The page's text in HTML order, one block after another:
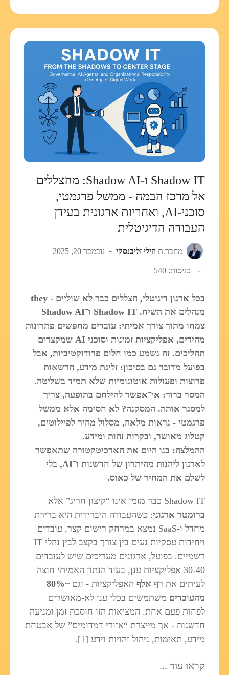
Shadow IT ו‑Shadow AI: מהצללים
אל מרכז הבמה - ממשל פרגמטי,
סוכני‑AI, ואחריות ארגונית בעידן
העבודה הדיגיטלית
מחבר.ת הילי זליבנסקי נובמבר 20, 2025
כניסות: 540
בכל ארגון דיגיטלי, הצללים כבר לא שוליים - they
מנהלים את השיח. Shadow IT ו־Shadow AI
צמחו מתוך צורך אמיתי: עובדים מחפשים פתרונות
מהירים, אפליקציות זמינות וסוכני AI שמקצרים
תהליכים. זה נשמע כמו חלום פרודוקטיביות, אבל
בפועל מדובר גם בסיכון: זליגת מידע, הרשאות
פרוצות ופעולות אוטונומיות שלא תמיד בשליטה.
המסר ברור: אי־אפשר להילחם בתופעה, צריך
למסגר אותה. המסקנה? לא חסימה אלא ממשל
פרגמטי - נראות מלאה, מסלול מהיר לפיילוטים,
קטלוג מאושר, ובקרות זהות ומידע.
ההמלצה: בנו היום את הארכיטקטורה שתאפשר
לארגון ליהנות מהיתרון של חדשנות ו־AI, בלי
לשלם את המחיר של כאוס.
Shadow IT כבר מזמן אינו “קיצון חריג” אלא
ברומטר ארגוני: כשהעבודה היברידית היא ברירת
מחדל ו‑SaaS נמצא במרחק רישום קצר, עובדים
ויחידות עסקיות נעים בין צורך בקצב לבין נהלי IT
רשמיים. בפועל, ארגונים מעריכים שיש לעובדים
30-40 אפליקציות ענן, בעוד הנתון האמיתי חוצה
לעיתים את רף אלף האפליקציות - וגם ~80%
מהעובדים משתמשים בכלי ענן לא‑מאושרים
לפחות פעם אחת. המציאות הזו חוסכת זמן ומניעה
חדשנות - אך מייצרת “אזורי דמדומים” של אבטחת
מידע, תאימות, ניהול זהויות וידע [1
].
קראו עוד ...